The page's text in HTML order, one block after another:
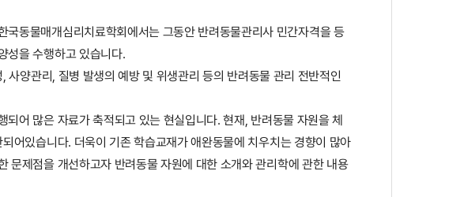
동물매개심리치료학회에서는 그동안 반려동물관리사 민간자격을 등
성을 수행하고 있습니다.
양관리, 질병 발생의 예방 및 위생관리 등의 반려동물 관리 전반적인
어 많은 자료가 축적되고 있는 현실입니다. 현재, 반려동물 자원을 체
어있습니다. 더욱이 기존 학습교재가 애완동물에 치우치는 경향이 많아
문제점을 개선하고자 반려동물 자원에 대한 소개와 관리학에 관한 내용